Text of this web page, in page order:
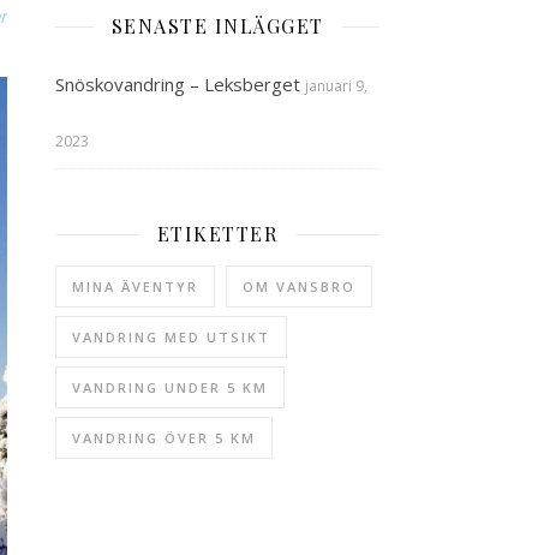
SENASTE INLÄGGET
Snöskovandring – Leksberget januari 9,
2023
ETIKETTER
MINA ÄVENTYR OM VANSBRO
VANDRING MED UTSIKT
VANDRING UNDER 5 KM
VANDRING ÖVER 5 KM